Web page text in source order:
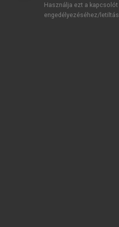
Használja ezt a
engedélyezéséhez/